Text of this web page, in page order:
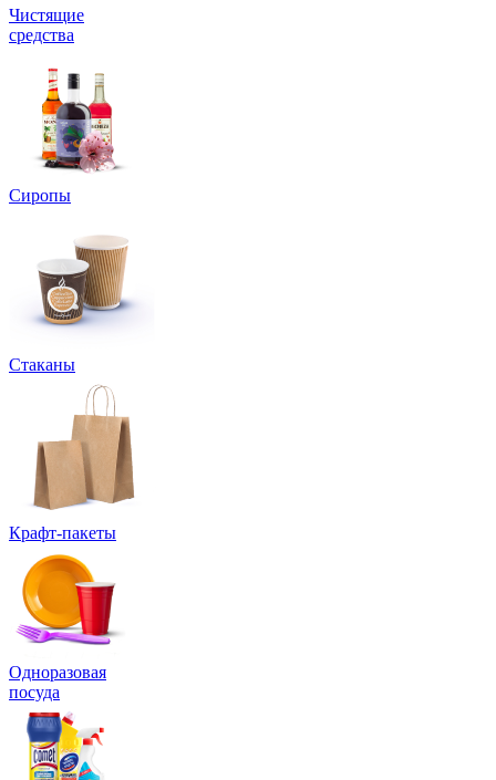
Чистящие
средства
Сиропы
Стаканы
Крафт-пакеты
Одноразовая
посуда